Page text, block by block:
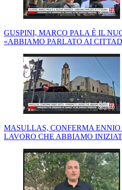
GUSPINI, MARCO PALA È IL
«ABBIAMO PARLATO AI
MASULLAS, CONFERMA
LAVORO CHE ABBIAMO